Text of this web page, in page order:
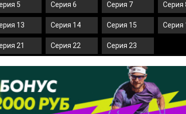
5 Серия 6 Серия 7 Серия
13 Серия 14 Серия 15 Серия
21 Серия 22 Серия 23